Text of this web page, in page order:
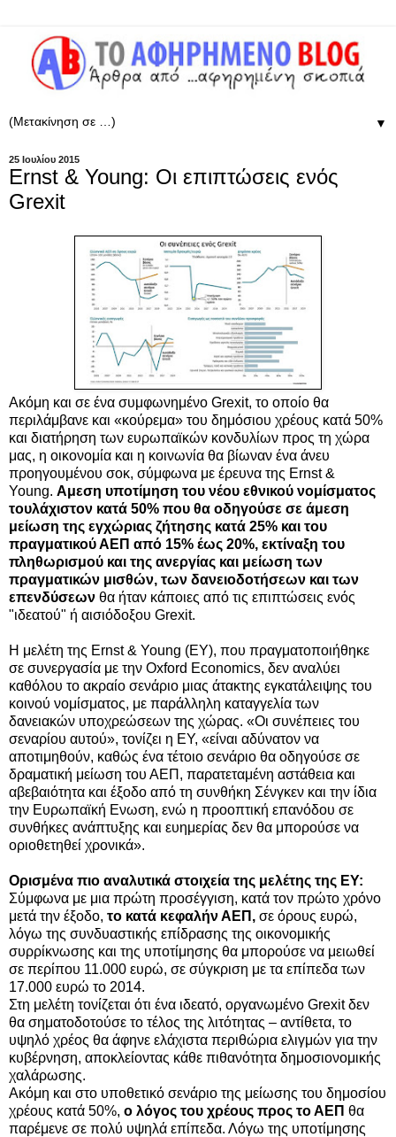
▼
25 Ιουλίου 2015
Ernst & Young: Οι επιπτώσεις ενός
Grexit
Ακόμη και σε ένα συμφωνημένο Grexit, το οποίο θα
περιλάμβανε και «κούρεμα» του δημόσιου χρέους κατά 50%
και διατήρηση των ευρωπαϊκών κονδυλίων προς τη χώρα
μας, η οικονομία και η κοινωνία θα βίωναν ένα άνευ
προηγουμένου σοκ, σύμφωνα με έρευνα της Ernst &
Young. Αμεση υποτίμηση του νέου εθνικού νομίσματος
τουλάχιστον κατά 50% που θα οδηγούσε σε άμεση
μείωση της εγχώριας ζήτησης κατά 25% και του
πραγματικού ΑΕΠ από 15% έως 20%, εκτίναξη του
πληθωρισμού και της ανεργίας και μείωση των
πραγματικών μισθών, των δανειοδοτήσεων και των
επενδύσεων θα ήταν κάποιες από τις επιπτώσεις ενός
"ιδεατού" ή αισιόδοξου Grexit.
Η μελέτη της Ernst & Young (EY), που πραγματοποιήθηκε
σε συνεργασία με την Oxford Economics, δεν αναλύει
καθόλου το ακραίο σενάριο μιας άτακτης εγκατάλειψης του
κοινού νομίσματος, με παράλληλη καταγγελία των
δανειακών υποχρεώσεων της χώρας. «Οι συνέπειες του
σεναρίου αυτού», τονίζει η EY, «είναι αδύνατον να
αποτιμηθούν, καθώς ένα τέτοιο σενάριο θα οδηγούσε σε
δραματική μείωση του ΑΕΠ, παρατεταμένη αστάθεια και
αβεβαιότητα και έξοδο από τη συνθήκη Σένγκεν και την ίδια
την Ευρωπαϊκή Ενωση, ενώ η προοπτική επανόδου σε
συνθήκες ανάπτυξης και ευημερίας δεν θα μπορούσε να
οριοθετηθεί χρονικά».
Ορισμένα πιο αναλυτικά στοιχεία της μελέτης της EY:
Σύμφωνα με μια πρώτη προσέγγιση, κατά τον πρώτο χρόνο
μετά την έξοδο, το κατά κεφαλήν ΑΕΠ, σε όρους ευρώ,
λόγω της συνδυαστικής επίδρασης της οικονομικής
συρρίκνωσης και της υποτίμησης θα μπορούσε να μειωθεί
σε περίπου 11.000 ευρώ, σε σύγκριση με τα επίπεδα των
17.000 ευρώ το 2014.
Στη μελέτη τονίζεται ότι ένα ιδεατό, οργανωμένο Grexit δεν
θα σηματοδοτούσε το τέλος της λιτότητας – αντίθετα, το
υψηλό χρέος θα άφηνε ελάχιστα περιθώρια ελιγμών για την
κυβέρνηση, αποκλείοντας κάθε πιθανότητα δημοσιονομικής
χαλάρωσης.
Ακόμη και στο υποθετικό σενάριο της μείωσης του δημοσίου
χρέους κατά 50%, ο λόγος του χρέους προς το ΑΕΠ θα
παρέμενε σε πολύ υψηλά επίπεδα. Λόγω της υποτίμησης